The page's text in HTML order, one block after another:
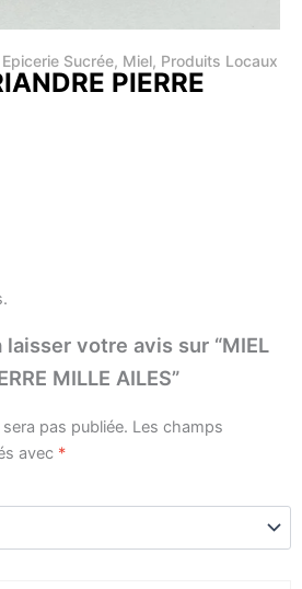
Epicerie Sucrée, Miel, Produits Locaux
PIERRE
votre avis sur “MIEL
MILLE AILES”
pas publiée. Les champs
avec *